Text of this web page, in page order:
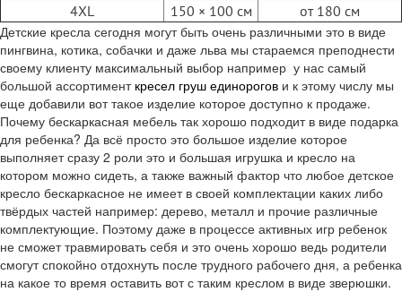
4XL
150 × 100 см
от 180 см
Детские кресла сегодня могут быть очень различными это в виде
пингвина, котика, собачки и даже льва мы стараемся преподнести
своему клиенту максимальный выбор например у нас самый
большой ассортимент кресел груш единорогов и к этому числу мы
еще добавили вот такое изделие которое доступно к продаже.
Почему бескаркасная мебель так хорошо подходит в виде подарка
для ребенка? Да всё просто это большое изделие которое
выполняет сразу 2 роли это и большая игрушка и кресло на
котором можно сидеть, а также важный фактор что любое детское
кресло бескаркасное не имеет в своей комплектации каких либо
твёрдых частей например: дерево, металл и прочие различные
комплектующие. Поэтому даже в процессе активных игр ребенок
не сможет травмировать себя и это очень хорошо ведь родители
смогут спокойно отдохнуть после трудного рабочего дня, а ребенка
на какое то время оставить вот с таким креслом в виде зверюшки.